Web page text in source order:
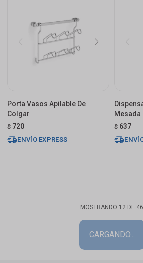
Porta Vasos Apilable De
Colgar
$ 720
ENVÍO EXPRESS
Mesada
$ 637
MOSTRANDO 12 DE 46